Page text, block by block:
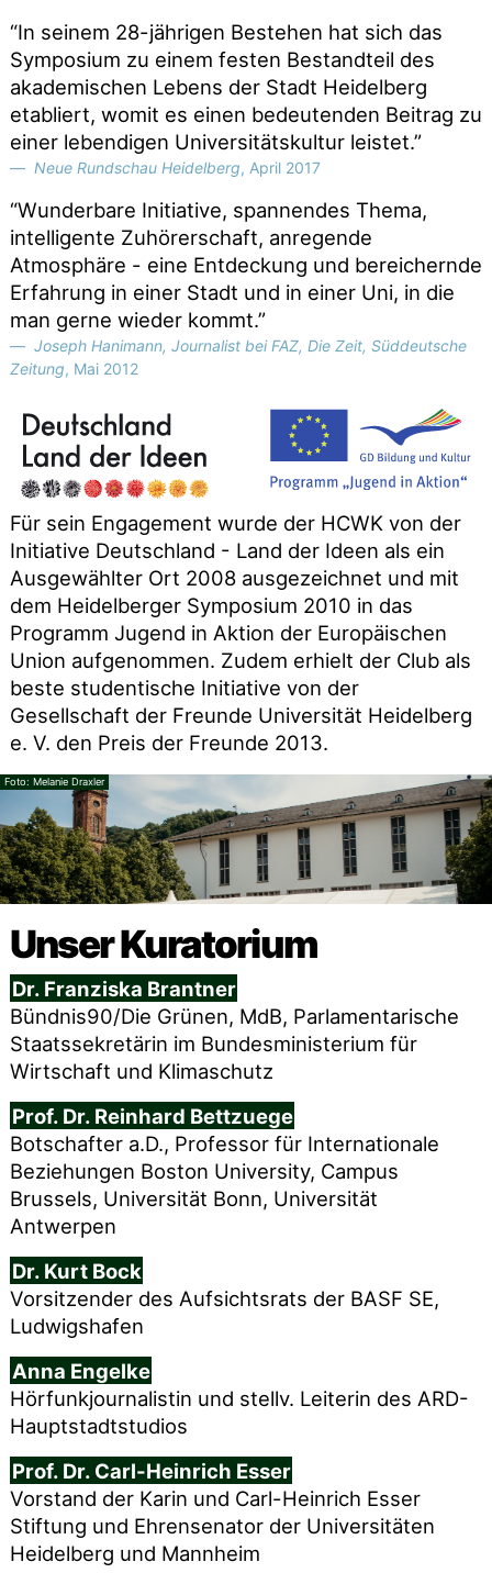
“In seinem 28-jährigen Bestehen hat sich das
Symposium zu einem festen Bestandteil des
akademischen Lebens der Stadt Heidelberg
etabliert, womit es einen bedeutenden Beitrag zu
einer lebendigen Universitätskultur leistet.”
Neue Rundschau Heidelberg, April 2017
“Wunderbare Initiative, spannendes Thema,
intelligente Zuhörerschaft, anregende
Atmosphäre - eine Entdeckung und bereichernde
Erfahrung in einer Stadt und in einer Uni, in die
man gerne wieder kommt.”
Joseph Hanimann, Journalist bei FAZ, Die Zeit, Süddeutsche
Zeitung, Mai 2012
Für sein Engagement wurde der HCWK von der
Initiative Deutschland - Land der Ideen als ein
Ausgewählter Ort 2008 ausgezeichnet und mit
dem Heidelberger Symposium 2010 in das
Programm Jugend in Aktion der Europäischen
Union aufgenommen. Zudem erhielt der Club als
beste studentische Initiative von der
Gesellschaft der Freunde Universität Heidelberg
e. V. den Preis der Freunde 2013.
Melanie Draxler
Unser Kuratorium
Dr. Franziska Brantner
Bündnis90/Die Grünen, MdB, Parlamentarische
Staatssekretärin im Bundesministerium für
Wirtschaft und Klimaschutz
Prof. Dr. Reinhard Bettzuege
Botschafter a.D., Professor für Internationale
Beziehungen Boston University, Campus
Brussels, Universität Bonn, Universität
Antwerpen
Dr. Kurt Bock
Vorsitzender des Aufsichtsrats der BASF SE,
Ludwigshafen
Anna Engelke
Hörfunkjournalistin und stellv. Leiterin des ARD-
Hauptstadtstudios
Prof. Dr. Carl-Heinrich Esser
Vorstand der Karin und Carl-Heinrich Esser
Stiftung und Ehrensenator der Universitäten
Heidelberg und Mannheim